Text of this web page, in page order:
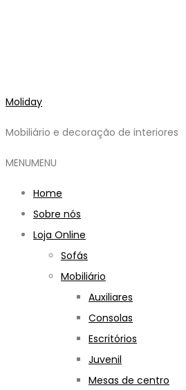
Moliday
Mobiliário e decoração de interiores
MENUMENU
Home
Sobre nós
Loja Online
Sofás
Mobiliário
Auxiliares
Consolas
Escritórios
Juvenil
Mesas de centro